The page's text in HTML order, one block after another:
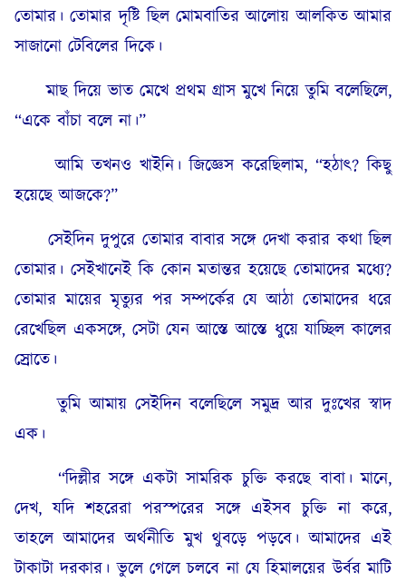
তোমার। তোমার দৃষ্টি ছিল মোমবাতির আলোয় আলকিত আমার
সাজানো টেবিলের দিকে।
মাছ দিয়ে ভাত মেখে প্রথম গ্রাস মুখে নিয়ে তুমি বলেছিলে,
“একে বাঁচা বলে না।”
আমি তখনও খাইনি। জিজ্ঞেস করেছিলাম, “হঠাৎ? কিছু
হয়েছে আজকে?”
সেইদিন দুপুরে তোমার বাবার সঙ্গে দেখা করার কথা ছিল
তোমার। সেইখানেই কি কোন মতান্তর হয়েছে তোমাদের মধ্যে?
তোমার মায়ের মৃত্যুর পর সম্পর্কের যে আঠা তোমাদের ধরে
রেখেছিল একসঙ্গে, সেটা যেন আস্তে আস্তে ধুয়ে যাচ্ছিল কালের
স্রোতে।
তুমি আমায় সেইদিন বলেছিলে সমুদ্র আর দুঃখের স্বাদ
এক।
“দিল্লীর সঙ্গে একটা সামরিক চুক্তি করছে বাবা। মানে,
দেখ, যদি শহরেরা পরস্পরের সঙ্গে এইসব চুক্তি না করে,
তাহলে আমাদের অর্থনীতি মুখ থুবড়ে পড়বে। আমাদের এই
টাকাটা দরকার। ভুলে গেলে চলবে না যে হিমালয়ের উর্বর মাটি